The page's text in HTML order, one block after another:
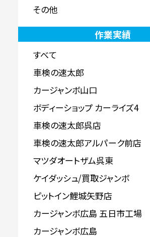
その他
作業実績
すべて
車検の速太郎
カージャンボ山口
ボディーショップ カーライズ4
車検の速太郎呉店
車検の速太郎アルパーク前店
マツダオートザム呉東
ケイダッシュ/買取ジャンボ
ピットイン鯉城矢野店
カージャンボ広島 五日市工場
カージャンボ広島